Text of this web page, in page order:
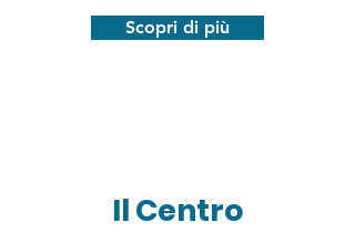
Scopri di più
Il Centro